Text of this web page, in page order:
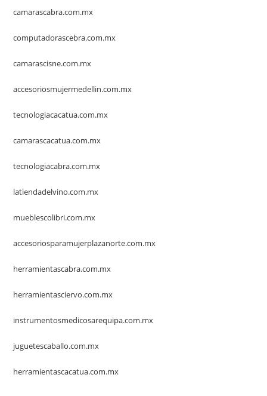
camarascabra.com.mx
computadorascebra.com.mx
camarascisne.com.mx
accesoriosmujermedellin.com.mx
tecnologiacacatua.com.mx
camarascacatua.com.mx
tecnologiacabra.com.mx
latiendadelvino.com.mx
mueblescolibri.com.mx
accesoriosparamujerplazanorte.com.mx
herramientascabra.com.mx
herramientasciervo.com.mx
instrumentosmedicosarequipa.com.mx
juguetescaballo.com.mx
herramientascacatua.com.mx